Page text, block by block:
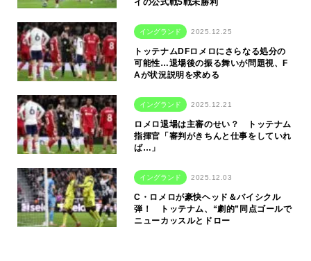
イの公式戦5戦未勝利
イングランド 2025.12.25
トッテナムDFロメロにさらなる処分の
可能性…退場後の振る舞いが問題視、F
Aが状況説明を求める
イングランド 2025.12.21
ロメロ退場は主審のせい？ トッテナム
指揮官「審判がきちんと仕事をしていれ
ば…」
イングランド 2025.12.03
C・ロメロが豪快ヘッド＆バイシクル
弾！ トッテナム、“劇的”同点ゴールで
ニューカッスルとドロー